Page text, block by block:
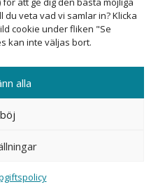
veta vad vi samlar in? Klicka
cookie under fliken "Se
kan inte väljas bort.
alla
anhöriga
113 46 Stockholm
58 84
Hedberg Rundgren